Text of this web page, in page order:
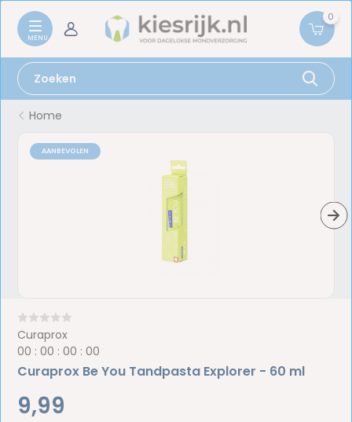
0
Home
AANBEVOLEN
Curaprox
00 :00 :00 :00
Curaprox Be You Tandpasta Explorer - 60 ml
9,99